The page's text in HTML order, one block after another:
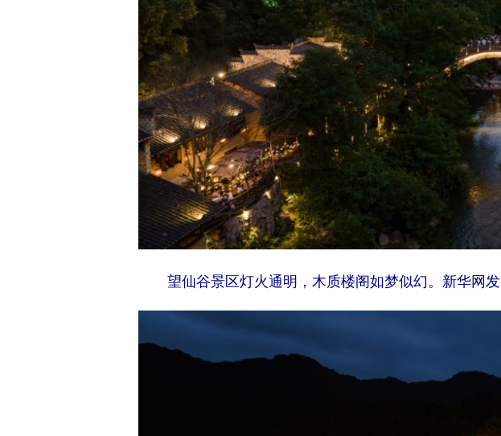
望仙谷景区灯火通明，木质楼阁如梦似幻。新华网发